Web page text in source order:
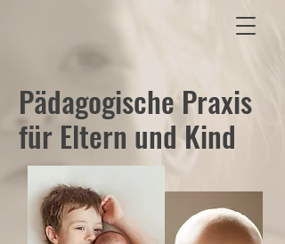
Pädagogische Praxis
für Eltern und Kind